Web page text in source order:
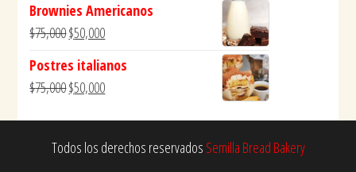
Brownies Americanos
$75,000$50,000
Postres italianos
$75,000$50,000
Todos los derechos reservados Semilla Bread Bakery